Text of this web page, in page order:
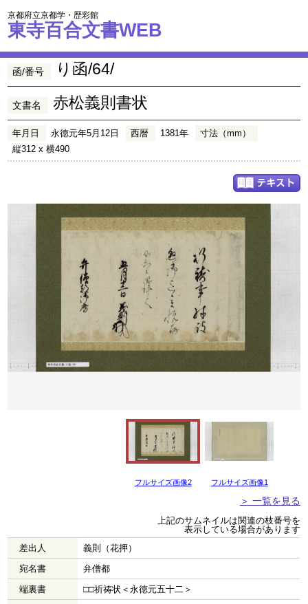
京都府立京都学・歴彩館
東寺百合文書WEB
函/番号 り函/64/
文書名 赤松義則書状
年月日 永徳元年5月12日 西暦 1381年
寸法（mm）
縦312 x 横490
フルサイズ画像2 フルサイズ画像1
＞ 一覧を見る
上記のサムネイルは関連の枝番号を
表示している場合があります
差出人
義則（花押）
宛名書
弁僧都
端裏書
□□祈祷状＜永徳元五十二＞